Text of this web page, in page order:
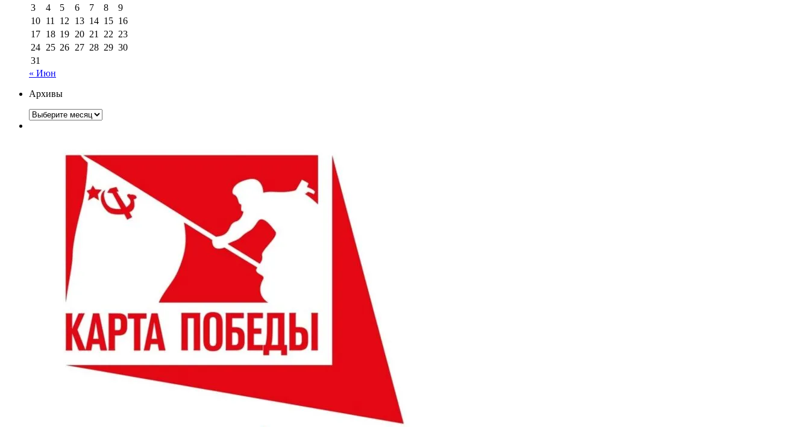
3
4 5 6 7 8
9
10 11 12 13 14 15 16
17 18 19 20 21 22 23
24 25 26 27 28 29 30
31
« Июн
Архивы
Архивы